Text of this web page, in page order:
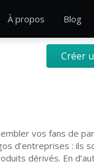
À propos Blog
Créer
vos fans de
d’entreprises : ils
dérivés. En